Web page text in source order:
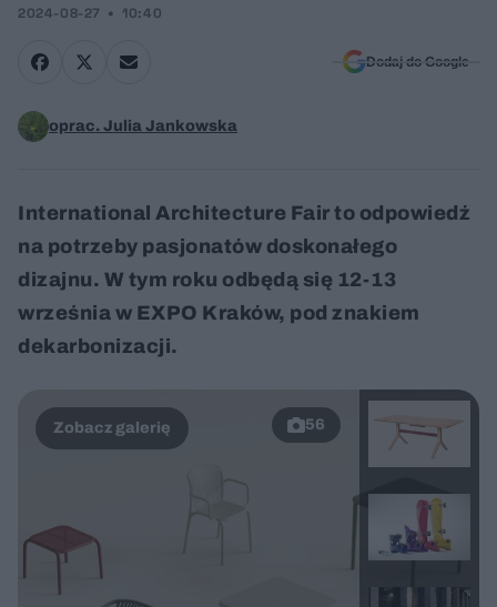
2024-08-27 10:40
Dodaj do Google
oprac. Julia Jankowska
International Architecture Fair to odpowiedź
na potrzeby pasjonatów doskonałego
dizajnu. W tym roku odbędą się 12-13
września w EXPO Kraków, pod znakiem
dekarbonizacji.
56